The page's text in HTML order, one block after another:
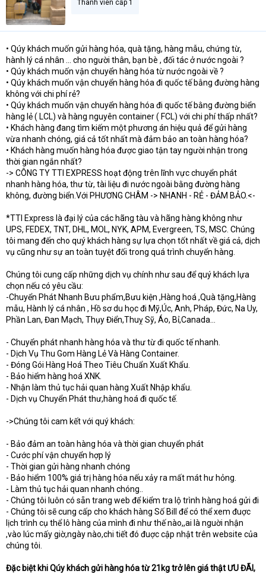
Thành viên cấp 1
• Qúy khách muốn gửi hàng hóa, quà tặng, hàng mẫu, chứng từ,
hành lý cá nhân ... cho người thân, bạn bè , đối tác ở nước ngoài ?
• Qúy khách muốn vận chuyển hàng hóa từ nước ngoài về ?
• Qúy khách muốn vận chuyển hàng hóa đi quốc tế bằng đường hàng
không với chi phí rẻ?
• Qúy khách muốn vận chuyển hàng hóa đi quốc tế bằng đường biển
hàng lẻ ( LCL) và hàng nguyên container ( FCL) với chi phí thấp nhất?
• Khách hàng đang tìm kiếm một phương án hiệu quả để gửi hàng
vừa nhanh chóng, giá cả tốt nhất mà đảm bảo an toàn hàng hóa?
• Khách hàng muốn hàng hóa được giao tận tay người nhận trong
thời gian ngắn nhất?
-> CÔNG TY TTI EXPRESS hoạt động trên lĩnh vực chuyển phát
nhanh hàng hóa, thư từ, tài liệu đi nước ngoài bằng đường hàng
không, đường biển.Với PHƯƠNG CHÂM -> NHANH - RẺ - ĐẢM BẢO.<-
*TTI Express là đại lý của các hãng tàu và hãng hàng không như
UPS, FEDEX, TNT, DHL, MOL, NYK, APM, Evergreen, TS, MSC. Chúng
tôi mang đến cho quý khách hàng sự lựa chọn tốt nhất về giá cả, dịch
vụ cũng như sự an toàn tuyệt đối trong quá trình chuyển hàng.
Chúng tôi cung cấp những dịch vụ chính như sau để quý khách lựa
chọn nếu có yêu cầu:
-Chuyển Phát Nhanh Bưu phẩm,Bưu kiện ,Hàng hoá ,Quà tặng,Hàng
mẫu, Hành lý cá nhân , Hồ sơ du học đi Mỹ,Úc, Anh, Pháp, Đức, Na Uy,
Phần Lan, Đan Mạch, Thụy Điển,Thuỵ Sỹ, Áo, Bỉ,Canada…
- Chuyển phát nhanh hàng hóa và thư từ đi quốc tế nhanh.
- Dịch Vụ Thu Gom Hàng Lẻ Và Hàng Container.
- Đóng Gói Hàng Hoá Theo Tiêu Chuẩn Xuất Khẩu.
- Bảo hiểm hàng hoá XNK.
- Nhận làm thủ tục hải quan hàng Xuất Nhập khẩu.
- Dịch vụ Chuyển Phát thư,hàng hoá đi quốc tế.
->Chúng tôi cam kết với quý khách:
- Bảo đảm an toàn hàng hóa và thời gian chuyển phát
- Cước phí vận chuyển hợp lý
- Thời gian gửi hàng nhanh chóng
- Bảo hiểm 100% giá trị hàng hóa nếu xảy ra mất mát hư hỏng.
- Làm thủ tục hải quan nhanh chóng..
- Chúng tôi luôn có sẵn trang web để kiểm tra lộ trình hàng hoá gửi đi
- Chúng tôi sẽ cung cấp cho khách hàng Số Bill để có thể xem đuợc
lịch trình cụ thể lô hàng của mình đi như thế nào,,ai là nguời nhận
,vào lúc mấy giờ,ngày nào,chi tiết đó đuợc cập nhật trên website của
chúng tôi.
Đặc biệt khi Qúy khách gửi hàng hóa từ 21kg trở lên giá thật ƯU ĐÃI,